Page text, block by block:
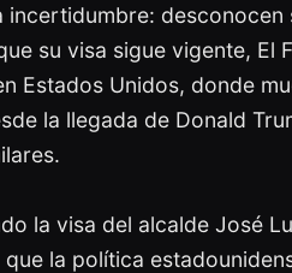
su visa sigue vigente, El
Estados Unidos, donde
la llegada de Donald
la visa del alcalde José
la política